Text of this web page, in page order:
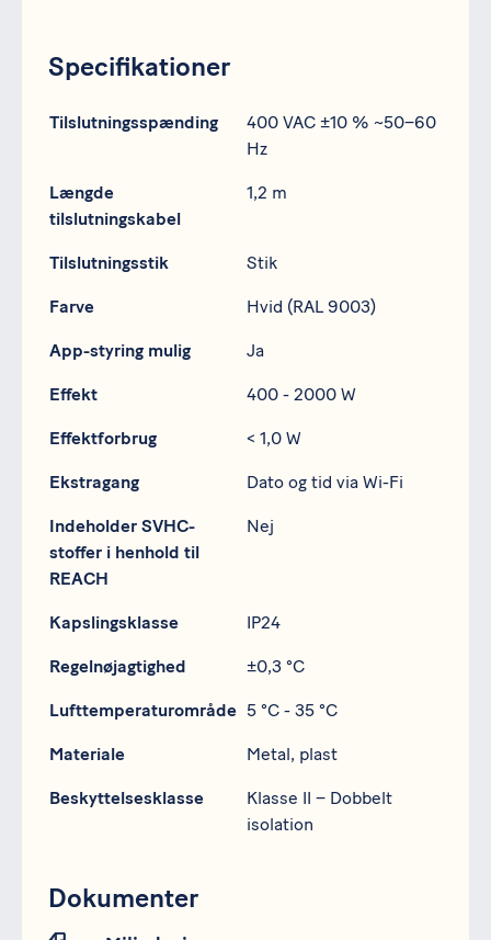
Specifikationer
Specifikation
Tilslutningsspænding
400 VAC ±10 % ~50–60
Hz
Længde
tilslutningskabel
1,2 m
Tilslutningsstik Stik
Farve Hvid (RAL 9003)
App-styring mulig Ja
Effekt 400 - 2000 W
Effektforbrug < 1,0 W
Ekstragang Dato og tid via Wi-Fi
Indeholder SVHC-
stoffer i henhold til
REACH
Nej
Kapslingsklasse IP24
Regelnøjagtighed ±0,3 °C
Lufttemperaturområde 5 °C - 35 °C
Materiale Metal, plast
Beskyttelsesklasse
Klasse II – Dobbelt
isolation
Dokumenter